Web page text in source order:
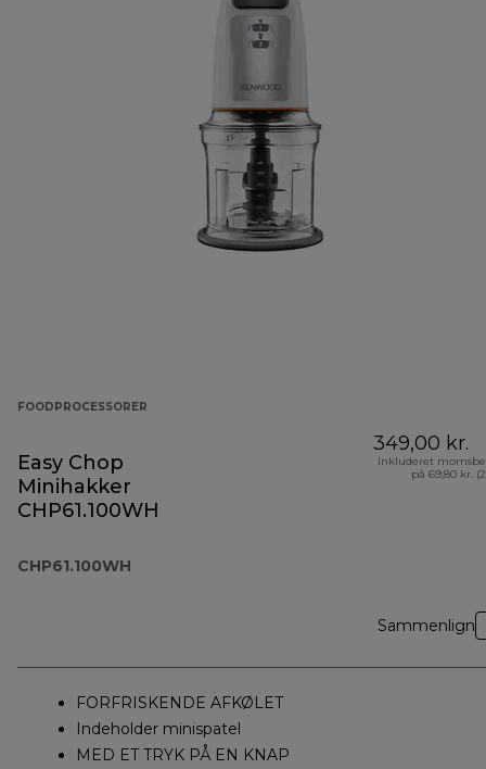
FOODPROCESSORER
Easy Chop
Minihakker
CHP61.100WH
CHP61.100WH
349,00 kr.
Inkluderet
på 69,80 kr.
Sammenlign
FORFRISKENDE AFKØLET
Indeholder minispatel
MED ET TRYK PÅ EN KNAP